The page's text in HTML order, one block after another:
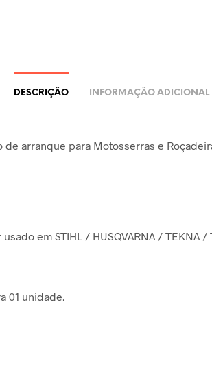
DESCRIÇÃO INFORMAÇÃO ADICIONAL
de arranque para Motosserras e
em STIHL / HUSQVARNA / TEKNA /
01 unidade.